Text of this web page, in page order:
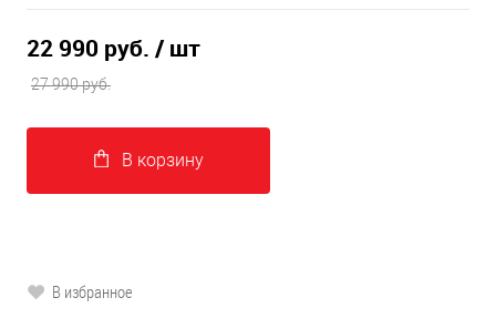
22 990 руб. / шт
27 990 руб.
В корзину
В избранное